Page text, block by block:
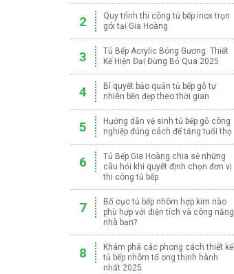
2
Quy trình thi công tủ bếp inox trọn
gói tại Gia Hoàng
3
Tủ Bếp Acrylic Bóng Gương: Thiết
Kế Hiện Đại Đừng Bỏ Qua 2025
4
Bí quyết bảo quản tủ bếp gỗ tự
nhiên bền đẹp theo thời gian
5
Hướng dẫn vệ sinh tủ bếp gỗ công
nghiệp đúng cách để tăng tuổi thọ
6
Tủ Bếp Gia Hoàng chia sẻ những
câu hỏi khi quyết định chọn đơn vị
thi công tủ bếp
7
Bố cục tủ bếp nhôm hợp kim nào
phù hợp với diện tích và công năng
nhà bạn?
8
Khám phá các phong cách thiết kế
tủ bếp nhôm tổ ong thịnh hành
nhất 2025